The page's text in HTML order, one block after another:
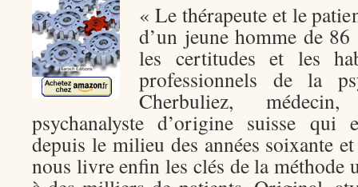
« Le thérapeute et le
d’un jeune homme de
les certitudes et les
professionnels de la
Cherbuliez,
psychanalyste d’origine suisse qui
depuis le milieu des années soixante
nous livre enfin les clés de la méthode